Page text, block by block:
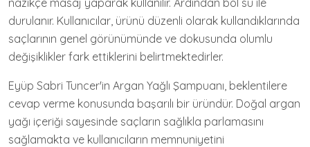
nazikçe masaj yaparak kullanılır. Ardından bol su ile
durulanır. Kullanıcılar, ürünü düzenli olarak kullandıklarında
saçlarının genel görünümünde ve dokusunda olumlu
değişiklikler fark ettiklerini belirtmektedirler.
Eyüp Sabri Tuncer'in Argan Yağlı Şampuanı, beklentilere
cevap verme konusunda başarılı bir üründür. Doğal argan
yağı içeriği sayesinde saçların sağlıkla parlamasını
sağlamakta ve kullanıcıların memnuniyetini